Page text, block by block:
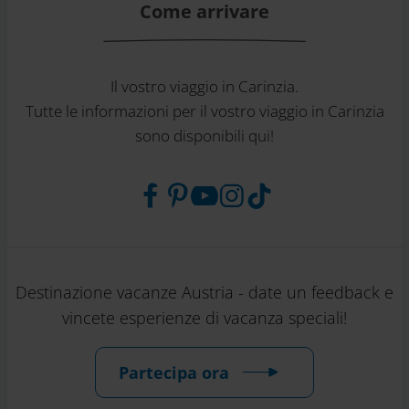
Come arrivare
Il vostro viaggio in Carinzia.
Tutte le informazioni per il vostro viaggio in Carinzia
sono disponibili qui!
Destinazione vacanze Austria - date un feedback e
vincete esperienze di vacanza speciali!
Partecipa ora